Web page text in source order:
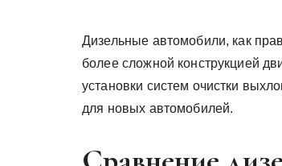
Дизельные автомобили, как
более сложной конструкцией
установки систем очистки
для новых автомобилей.